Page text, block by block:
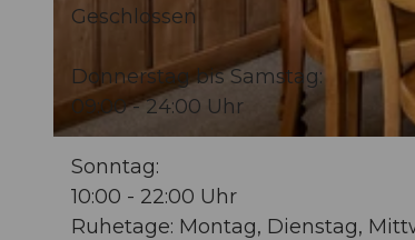
Geschlossen
Donnerstag bis Samstag:
09:00 - 24:00 Uhr
Sonntag:
10:00 - 22:00 Uhr
Ruhetage: Montag, Dienstag,